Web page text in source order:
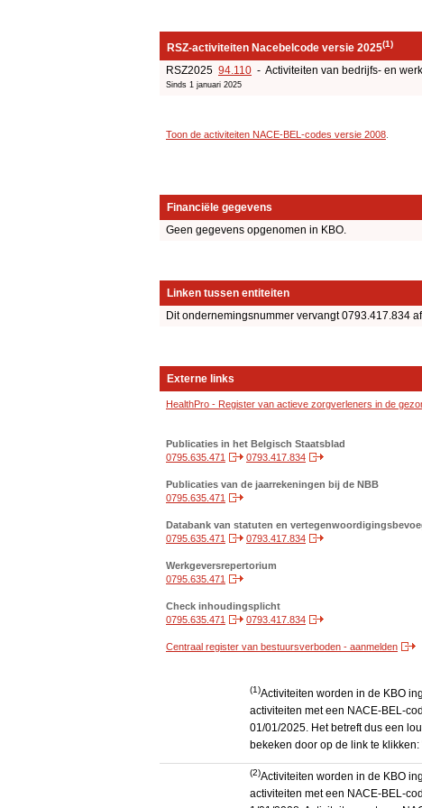
RSZ-activiteiten Nacebelcode versie 2025(1)
RSZ2025 94.110 - Activiteiten van bedrijfs- en
Sinds 1 januari 2025
Toon de activiteiten NACE-BEL-codes versie 2008
Financiële gegevens
Geen gegevens opgenomen in KBO.
Linken tussen entiteiten
Dit ondernemingsnummer vervangt 0793.417.834
Externe links
HealthPro - Register van actieve zorgverleners in de
Publicaties in het Belgisch Staatsblad
0795.635.471
0793.417.834
Publicaties van de jaarrekeningen bij de NBB
0795.635.471
Databank van statuten en
0795.635.471
0793.417.834
Werkgeversrepertorium
0795.635.471
Check inhoudingsplicht
0795.635.471
0793.417.834
Centraal register van bestuursverboden - aanmelden
(1)Activiteiten worden in de KBO
activiteiten met een NACE-BEL-
01/01/2025. Het betreft dus een
bekeken door op de link te
(2)Activiteiten worden in de KBO
activiteiten met een NACE-BEL-